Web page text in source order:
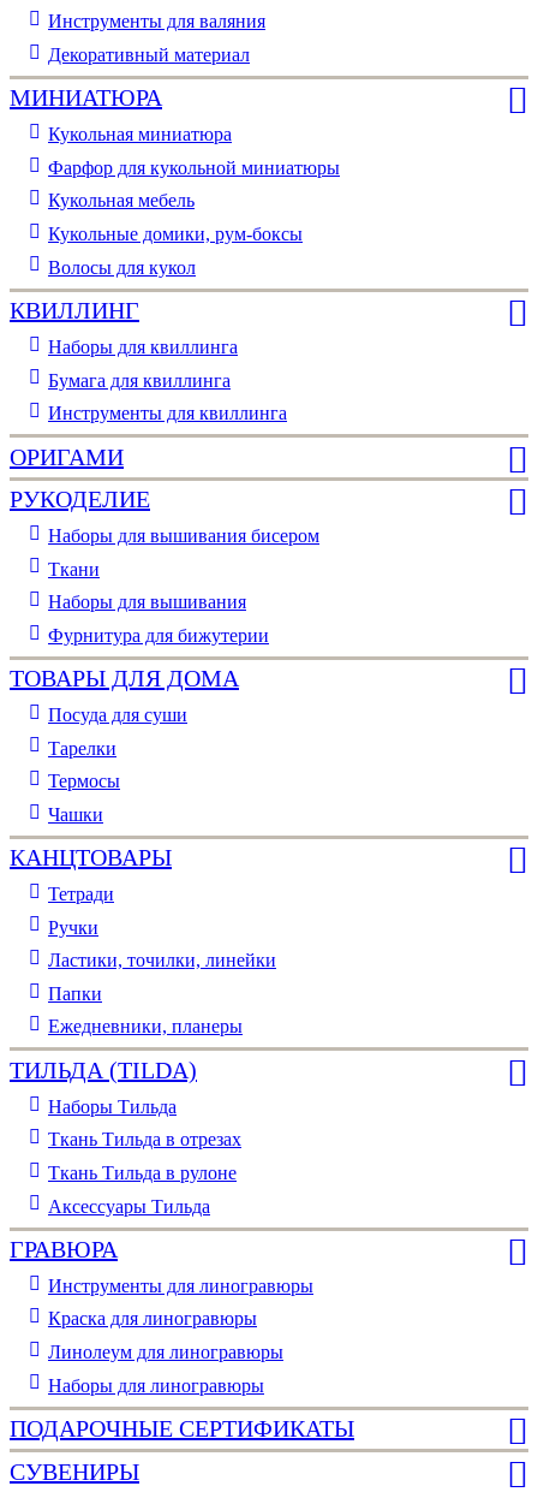
Инструменты для валяния
Декоративный материал
МИНИАТЮРА
Кукольная миниатюра
Фарфор для кукольной миниатюры
Кукольная мебель
Кукольные домики, рум-боксы
Волосы для кукол
КВИЛЛИНГ
Наборы для квиллинга
Бумага для квиллинга
Инструменты для квиллинга
ОРИГАМИ
РУКОДЕЛИЕ
Наборы для вышивания бисером
Ткани
Наборы для вышивания
Фурнитура для бижутерии
ТОВАРЫ ДЛЯ ДОМА
Посуда для суши
Тарелки
Термосы
Чашки
КАНЦТОВАРЫ
Тетради
Ручки
Ластики, точилки, линейки
Папки
Ежедневники, планеры
ТИЛЬДА (TILDA)
Наборы Тильда
Ткань Тильда в отрезах
Ткань Тильда в рулоне
Аксессуары Тильда
ГРАВЮРА
Инструменты для линогравюры
Краска для линогравюры
Линолеум для линогравюры
Наборы для линогравюры
ПОДАРОЧНЫЕ СЕРТИФИКАТЫ
СУВЕНИРЫ